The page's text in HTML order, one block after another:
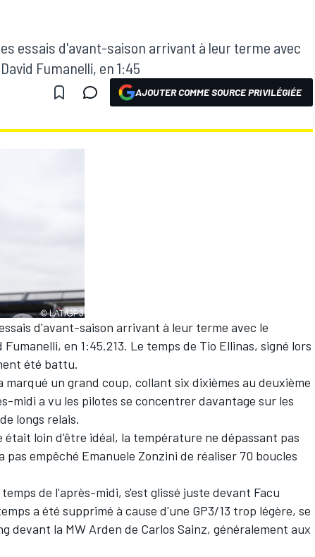
essais d'avant-saison arrivant à leur terme avec
Fumanelli, en 1:45
AJOUTER COMME SOURCE PRIVILÉGIÉE
d'avant-saison arrivant à leur terme avec le
en 1:45.213. Le temps de Tio Ellinas, signé lors
été battu.
marqué un grand coup, collant six dixièmes au deuxième
midi a vu les pilotes se concentrer davantage sur les
longs relais.
loin d'être idéal, la température ne dépassant pas
empêché Emanuele Zonzini de réaliser 70 boucles
de l'après-midi, s'est glissé juste devant Facu
a été supprimé à cause d'une GP3/13 trop légère, se
devant la MW Arden de Carlos Sainz, généralement aux